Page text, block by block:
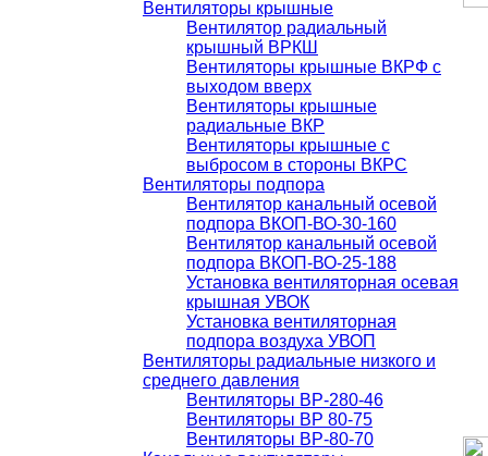
Вентиляторы крышные
Вентилятор радиальный
крышный ВРКШ
Вентиляторы крышные ВКРФ с
выходом вверх
Вентиляторы крышные
радиальные ВКР
Вентиляторы крышные с
выбросом в стороны ВКРС
Вентиляторы подпора
Вентилятор канальный осевой
подпора ВКОП-ВО-30-160
Вентилятор канальный осевой
подпора ВКОП-ВО-25-188
Установка вентиляторная осевая
крышная УВОК
Установка вентиляторная
подпора воздуха УВОП
Вентиляторы радиальные низкого и
среднего давления
Вентиляторы ВР-280-46
Вентиляторы ВР 80-75
Вентиляторы ВР-80-70